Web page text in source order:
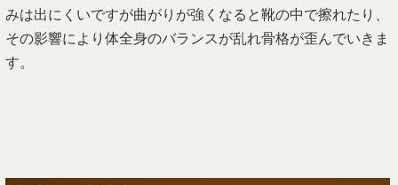
みは出にくいですが曲がりが強くなると靴の中で擦れたり、
その影響により体全身のバランスが乱れ骨格が歪んでいきま
す。